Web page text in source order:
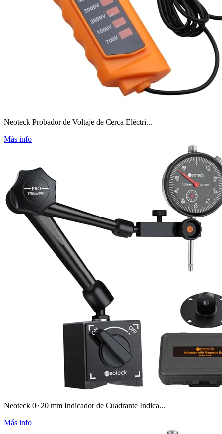
Neoteck Probador de Voltaje de Cerca Eléctri...
Más info
Neoteck 0~20 mm Indicador de Cuadrante Indica...
Más info